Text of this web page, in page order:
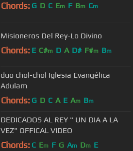
Chords: G D C Em F Bm Cm
Misioneros Del Rey-Lo Divino
Chords: E C#m D A D# F#m Bm
duo chol-chol Iglesia Evangélica
Adulam
Chords: G D C A E Am Bm
DEDICADOS AL REY " UN DIA A LA
VEZ" OFFICAL VIDEO
Chords: C Em F G Am Dm E